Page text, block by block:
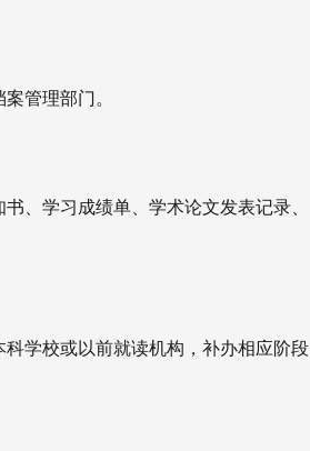
管理部门。
、 学习成绩单、 学术论文发表记录、
学校或以前就读机构，补办相应阶段